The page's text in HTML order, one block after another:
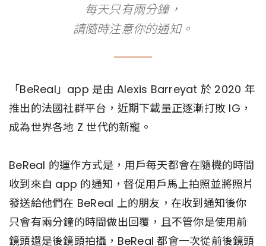
每天只有兩分鐘，
請隨時注意你的通知。
「BeReal」app 是由 Alexis Barreyat 於 2020 年
推出的法國社群平台，近期下載量正逐漸打敗 IG，
成為世界各地 Z 世代的新寵。
BeReal 的運作方式是，用戶每天都會在隨機的時間
收到來自 app 的通知，督促用戶馬上拍照並將照片
發送給他們在 BeReal 上的朋友，在收到通知後你
只會有兩分鐘的時間做出回覆，且不管你是使用前
鏡頭還是後鏡頭拍攝，BeReal 都會一次從前後鏡頭